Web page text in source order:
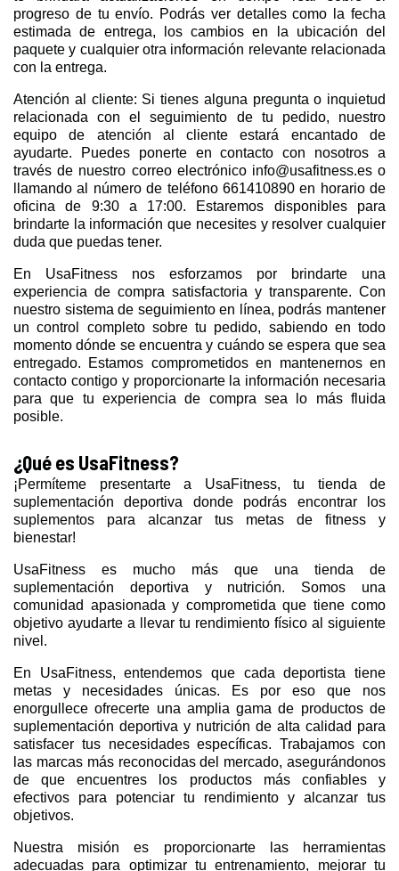
progreso de tu envío. Podrás ver detalles como la fecha
estimada de entrega, los cambios en la ubicación del
paquete y cualquier otra información relevante relacionada
con la entrega.
Atención al cliente: Si tienes alguna pregunta o inquietud
relacionada con el seguimiento de tu pedido, nuestro
equipo de atención al cliente estará encantado de
ayudarte. Puedes ponerte en contacto con nosotros a
través de nuestro correo electrónico info@usafitness.es o
llamando al número de teléfono 661410890 en horario de
oficina de 9:30 a 17:00. Estaremos disponibles para
brindarte la información que necesites y resolver cualquier
duda que puedas tener.
En UsaFitness nos esforzamos por brindarte una
experiencia de compra satisfactoria y transparente. Con
nuestro sistema de seguimiento en línea, podrás mantener
un control completo sobre tu pedido, sabiendo en todo
momento dónde se encuentra y cuándo se espera que sea
entregado. Estamos comprometidos en mantenernos en
contacto contigo y proporcionarte la información necesaria
para que tu experiencia de compra sea lo más fluida
posible.
¿Qué es UsaFitness?
¡Permíteme presentarte a UsaFitness, tu tienda de
suplementación deportiva donde podrás encontrar los
suplementos para alcanzar tus metas de fitness y
bienestar!
UsaFitness es mucho más que una tienda de
suplementación deportiva y nutrición. Somos una
comunidad apasionada y comprometida que tiene como
objetivo ayudarte a llevar tu rendimiento físico al siguiente
nivel.
En UsaFitness, entendemos que cada deportista tiene
metas y necesidades únicas. Es por eso que nos
enorgullece ofrecerte una amplia gama de productos de
suplementación deportiva y nutrición de alta calidad para
satisfacer tus necesidades específicas. Trabajamos con
las marcas más reconocidas del mercado, asegurándonos
de que encuentres los productos más confiables y
efectivos para potenciar tu rendimiento y alcanzar tus
objetivos.
Nuestra misión es proporcionarte las herramientas
adecuadas para optimizar tu entrenamiento, mejorar tu